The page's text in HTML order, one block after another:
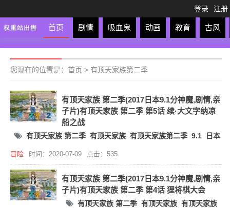
登录 注册
首页 剧情 吸血鬼 动画 教育 古风
轻松 校园 科幻 亲子 格斗 运动 恋爱 竞
您现在的位置是： 首页 > 有顶天家族第二季
有顶天家族 第二季(2017日本9.1分神魔,剧情,亲
子片)有顶天家族 第二季 第5话 续·大文字纳凉
船之战
有顶天家族 第二季 有顶天家族 有顶天家族第二季 9.1 日本
冒险 时间：2020-07-09 点击：535
有顶天家族 第二季(2017日本9.1分神魔,剧情,亲
子片)有顶天家族 第二季 第4话 狸将棋大会
有顶天家族 第二季 有顶天家族 有顶天家族